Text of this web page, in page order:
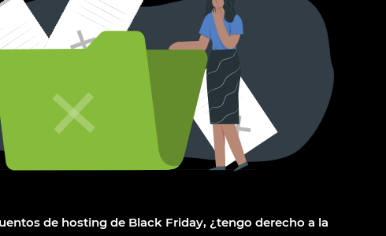
de hosting de Black Friday, ¿tengo derecho a la